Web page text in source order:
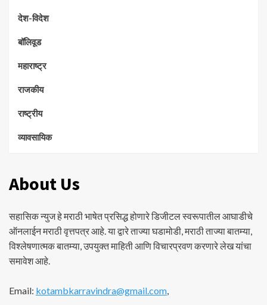
देश-विदेश
बॉलिवूड
महाराष्ट्र
राजकीय
राष्ट्रीय
व्यावसायिक
About Us
सहासिक न्युज हे मराठी भाषेत प्रसिद्ध होणारे डिजीटल स्वरूपातील आघाडीचे
ऑनलाईन मराठी वृत्तपत्र आहे. या द्वारे ताज्या घडामोडी, मराठी ताज्या बातम्या,
विश्लेषणात्मक बातम्या, उपयुक्त माहिती आणि विचारप्रवण करणारे लेख यांचा
समावेश आहे.
Email: kotambkarravindra@gmail.com,